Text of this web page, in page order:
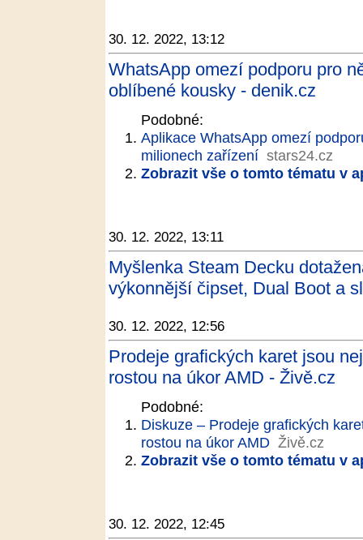
30. 12. 2022, 13:12
WhatsApp omezí podporu pro
oblíbené kousky - denik.cz
Podobné:
Aplikace WhatsApp omezí
milionech zařízení stars24.cz
Zobrazit vše o tomto tématu v
30. 12. 2022, 13:11
Myšlenka Steam Decku
výkonnější čipset, Dual Boot a
30. 12. 2022, 12:56
Prodeje grafických karet jsou
rostou na úkor AMD - Živě.cz
Podobné:
Diskuze – Prodeje grafických
rostou na úkor AMD Živě.cz
Zobrazit vše o tomto tématu v
30. 12. 2022, 12:45